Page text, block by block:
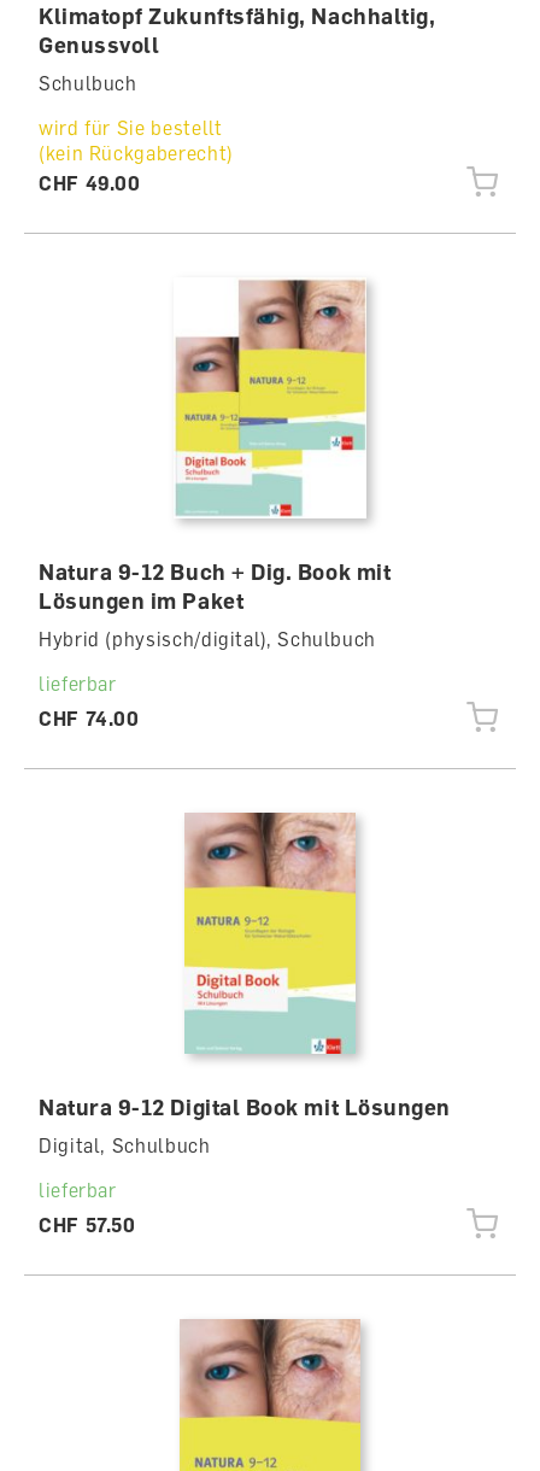
Klimatopf Zukunftsfähig, Nachhaltig,
Genussvoll
Schulbuch
wird für Sie bestellt
(kein Rückgaberecht)
CHF 49.00
Natura 9-12 Buch + Dig. Book mit
Lösungen im Paket
Hybrid (physisch/digital), Schulbuch
lieferbar
CHF 74.00
Natura 9-12 Digital Book mit Lösungen
Digital, Schulbuch
lieferbar
CHF 57.50